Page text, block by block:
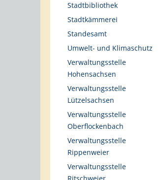
Stadtbibliothek
Stadtkämmerei
Standesamt
Umwelt- und Klimaschutz
Verwaltungsstelle
Hohensachsen
Verwaltungsstelle
Lützelsachsen
Verwaltungsstelle
Oberflockenbach
Verwaltungsstelle
Rippenweier
Verwaltungsstelle